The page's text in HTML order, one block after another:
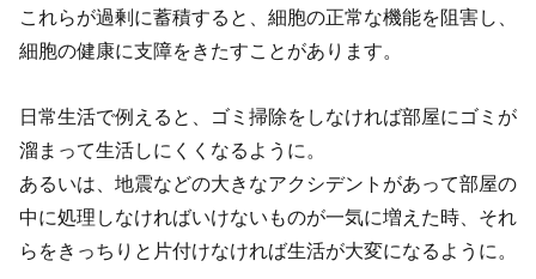
これらが過剰に蓄積すると、細胞の正常な機能を阻害し、
細胞の健康に支障をきたすことがあります。
日常生活で例えると、ゴミ掃除をしなければ部屋にゴミが
溜まって生活しにくくなるように。
あるいは、地震などの大きなアクシデントがあって部屋の
中に処理しなければいけないものが一気に増えた時、それ
らをきっちりと片付けなければ生活が大変になるように。